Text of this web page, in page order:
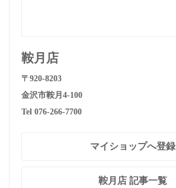
鞍月店
〒920-8203
金沢市鞍月4-100
Tel 076-266-7700
マイショップへ登録
鞍月店 記事一覧